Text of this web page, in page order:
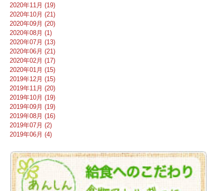
2020年11月 (19)
2020年10月 (21)
2020年09月 (20)
2020年08月 (1)
2020年07月 (13)
2020年06月 (21)
2020年02月 (17)
2020年01月 (15)
2019年12月 (15)
2019年11月 (20)
2019年10月 (19)
2019年09月 (19)
2019年08月 (16)
2019年07月 (2)
2019年06月 (4)